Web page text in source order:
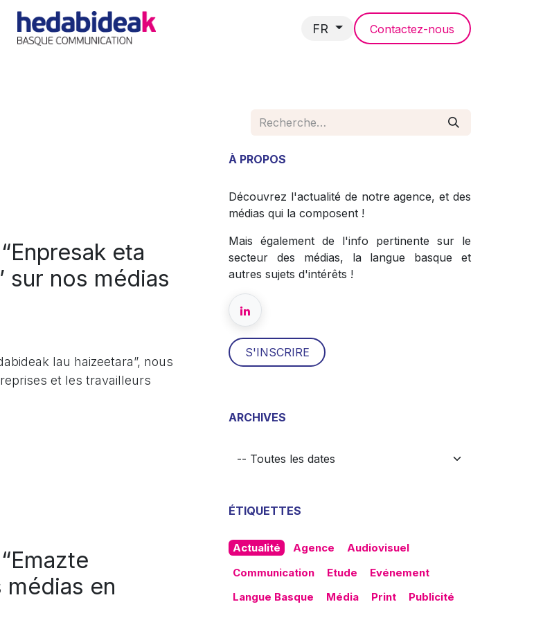
FR Contactez-nous
eta
sur nos médias
lau haizeetara”, nous
et les travailleurs
médias en
À PROPOS
Découvrez l'actualité de notre agence, et des
médias qui la composent !
Mais également de l'info pertinente sur le
secteur des médias, la langue basque et
autres sujets d'intérêts !
S'INSCRI​​RE
ARCHIVES
ÉTIQUETTES
Actualité Agence
Audiovisuel
Communication
Etude
Evénement
Langue Basque
Média Print Publicité